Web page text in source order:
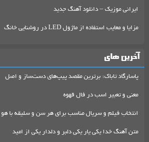
ایرانی موزیک – دانلود آهنگ جدید
مزایا و معایب استفاده از ماژول LED در روشنایی خانگ
آخرین های
پاسارگاد تاباک: برترین مقصد پیپ‌های دست‌ساز و اصل
معنی و تعبیر اسب در فال قهوه
انتخاب فیلم و سریال مناسب برای هر سن و سلیقه با هو
متن آهنگ خدا یکی یار یکی دلبر و دلدار یکی از امید